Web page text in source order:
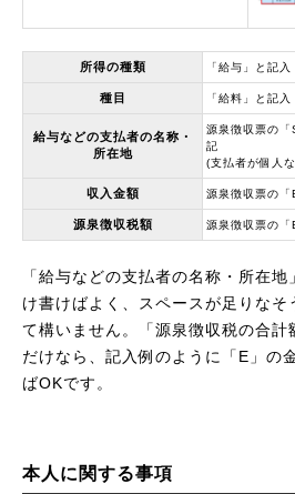
所得の種類 「給与」と記入
種目 「給料」と記入
給与などの支払者の名称・
所在地
源泉徴収票の
記
(支払者が個人
収入金額 源泉徴収票の
源泉徴収税額 源泉徴収票の
「給与などの支払者の名称・所在
け書けばよく、スペースが足りなそ
て構いません。「源泉徴収税の合計
だけなら、記入例のように「E」の
ばOKです。
本人に関する事項